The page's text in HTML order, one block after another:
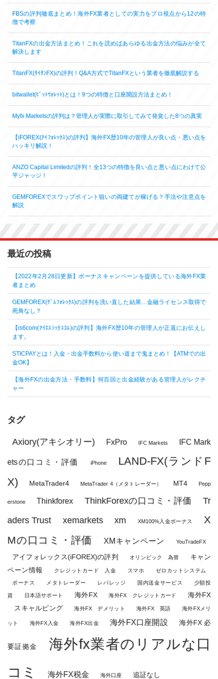
FBSの評判徹底まとめ！海外FX業者としての実力をプロ視点から12の特
徴で考察
TitanFXの出金方法まとめ！これを読めばあらゆる出金方法の悩みが全て
解決します
TitanFX(ﾀｲﾀﾝFX)の評判！Q&A方式でTitanFXという業者を徹底解説する
bitwallet(ﾋﾞｯﾄｳｫﾚｯﾄ)とは！9つの特徴と口座開設方法まとめ！
Myfx Marketsの評判は？管理人が実際に取引してみて発覚した8つの真実
【iFOREX(ｱｲﾌｫﾚｯｸｽ)の評判】海外FX歴10年の管理人が良い点・悪い点を
ハッキリ解説！
ANZO Capital Limitedの評判！全13つの特徴を良い点と悪い点にわけて公
平ジャッジ！
GEMFOREXでスワップポイント狙いの両建てが稼げる？手法や注意点を
解説
最近の投稿
【2022年2月28日更新】ボーナスキャンペーンを提供している海外FX業
者まとめ
GEMFOREX(ｹﾞﾑﾌｫﾚｯｸｽ)の評判を洗い直した結果…金融ライセンス取得で
死角なし？
【is6com(ｱｲｴｽｼｯｸｽｺﾑ)の評判】海外FX歴10年の管理人が正直にお伝えし
ます。
STICPAYとは！入金・出金手数料から使い道まで鬼まとめ！【ATMでの出
金OK】
【海外FXの出金方法・手数料】何百回と出金経験がある管理人がレクチ
ャー
タグ
Axiory(アキシオリー) FxPro IFC Markets IFC Mark
etsの口コミ・評価 iPhone
LAND-FX(ランドF
X)
MetaTrader4 MetaTrader 4（メタトレーダー） MT4 Pepp
erstone Thinkforex ThinkForexの口コミ・評価
Tr
aders Trust
xemarkets xm XM100%入金ボーナス
X
Mの口コミ・評価
XMキャンペーン YouTradeFX
アイフォレックス(iFOREX)の評判 オリンピック 為替
キャン
ペーン情報
クレジットカード 入金 スマホ ゼロカットシステム
ボーナス メタトレーダー レバレッジ 国内送金サービス 少額投
資 日本語サポート 海外FX 海外FX クレジットカード
海外FX
スキャルピング
海外FX デメリット 海外FX 英語 海外FXメリ
ット 海外FX入金 海外FX出金 海外FX口座開設 海外FX 必
要証拠金
海外fx業者のリアルな口
コミ
海外FX税金 海外口座 追証なし